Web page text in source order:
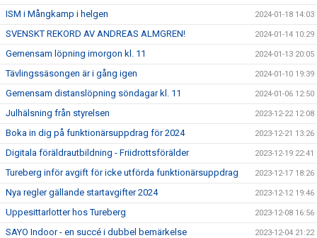
ISM i Mångkamp i helgen 2024-01-18 14:03
SVENSKT REKORD AV ANDREAS ALMGREN! 2024-01-14 10:29
Gemensam löpning imorgon kl. 11 2024-01-13 20:05
Tävlingssäsongen är i gång igen 2024-01-10 19:39
Gemensam distanslöpning söndagar kl. 11 2024-01-06 12:50
Julhälsning från styrelsen 2023-12-22 12:08
Boka in dig på funktionärsuppdrag för 2024 2023-12-21 13:26
Digitala föräldrautbildning - Friidrottsförälder 2023-12-19 22:41
Tureberg inför avgift för icke utförda funktionärsuppdrag 2023-12-17 18:26
Nya regler gällande startavgifter 2024 2023-12-12 19:46
Uppesittarlotter hos Tureberg 2023-12-08 16:56
SAYO Indoor - en succé i dubbel bemärkelse 2023-12-04 21:22